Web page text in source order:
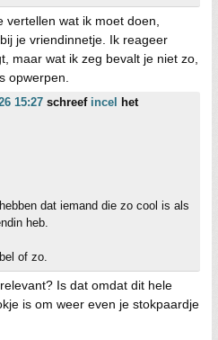
wat ik moet doen,
je vriendinnetje. Ik reageer
maar wat ik zeg bevalt je niet zo,
opwerpen.
15:27 schreef incel
het
dat iemand die zo cool is als
heb.
of zo.
Is dat omdat dit hele
is om weer even je stokpaardje